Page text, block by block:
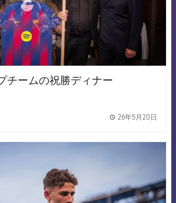
チームの祝勝ディナー
26年5月20日